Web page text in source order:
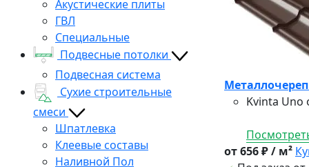
Акустические плиты
ГВЛ
Специальные
Подвесные потолки
Подвесная система
Сухие строительные
смеси
Шпатлевка
Клеевые составы
Наливной Пол
Kvinta Uno
от 656 ₽ / м²